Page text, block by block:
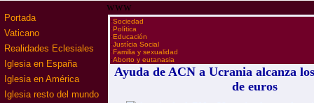
Portada
Vaticano
Realidades Eclesiales
Iglesia en España
Iglesia en América
Iglesia resto del mundo
www
·Sociedad
·Política
·Educación
·Justícia Social
·Familia y sexualidad
·Aborto y eutanasia
Ayuda de ACN a Ucrania alcanza
de euros